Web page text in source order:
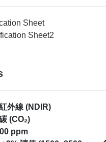
Sheet
Sheet2
外線 (NDIR)
(CO₂)
ppm